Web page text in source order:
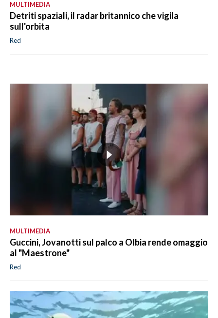
MULTIMEDIA
Detriti spaziali, il radar britannico che vigila
sull'orbita
Red
MULTIMEDIA
Guccini, Jovanotti sul palco a Olbia rende omaggio
al "Maestrone"
Red